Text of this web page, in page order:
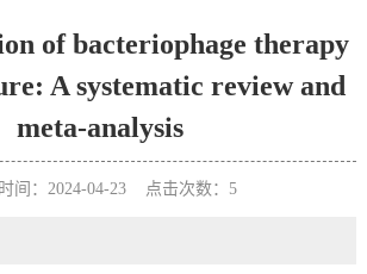
of bacteriophage therapy
A systematic review and
meta-analysis
间：2024-04-23 点击次数： 5